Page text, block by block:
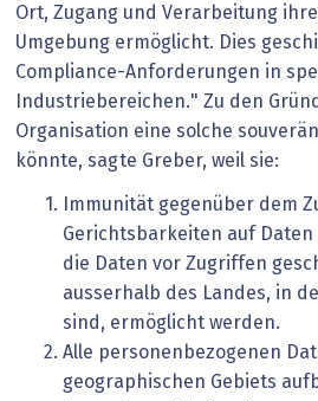
Ort, Zugang und Verarbeitung
Umgebung ermöglicht. Dies
Compliance-Anforderungen in
Industriebereichen." Zu den
Organisation eine solche
könnte, sagte Greber, weil sie:
Immunität gegenüber dem
Gerichtsbarkeiten auf
die Daten vor Zugriffen
ausserhalb des Landes, in
sind, ermöglicht werden.
Alle personenbezogenen
geographischen Gebiets